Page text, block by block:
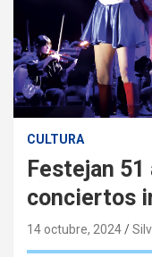
CULTURA
Festejan
conciertos
14 octubre, 2024